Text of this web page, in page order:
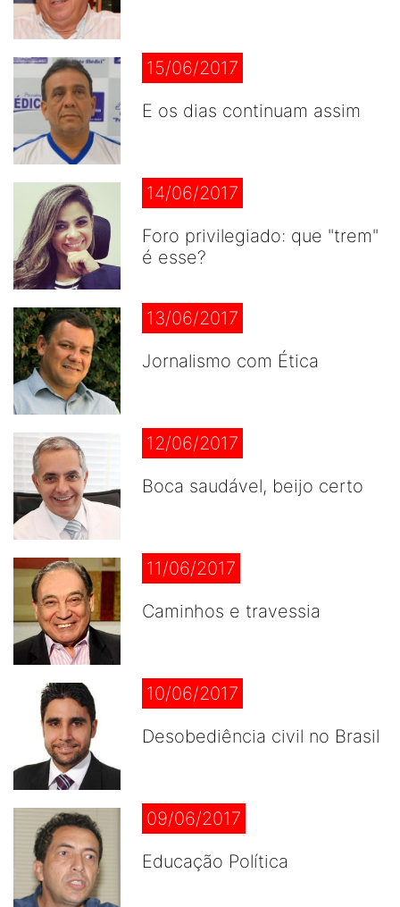
15/06/2017
E os dias continuam assim
14/06/2017
Foro privilegiado: que "trem"
é esse?
13/06/2017
Jornalismo com Ética
12/06/2017
Boca saudável, beijo certo
11/06/2017
Caminhos e travessia
10/06/2017
Desobediência civil no Brasil
09/06/2017
Educação Política